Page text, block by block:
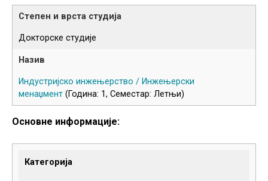
Докторске студије
Индустријско инжењерство / Инжењерски
менаџмент (Година: 1, Семестар: Летњи)
Основне информације:
Категорија